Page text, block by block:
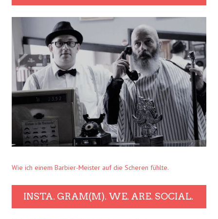
Wie ich einem Barbier-Meister auf die Scheren fühlte.
INSTA. GRAM(M). WE. ARE. SOCIAL.